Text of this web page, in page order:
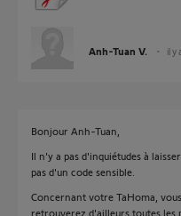
Anh-Tuan V. il y
Bonjour Anh-Tuan,
Il n'y a pas d'inquiétudes à
pas d'un code sensible.
Concernant votre TaHoma,
retrouverez d'ailleurs toutes